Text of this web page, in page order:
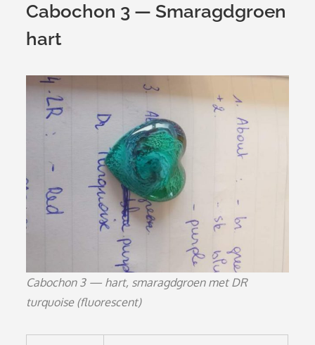
Cabochon 3 — Smaragdgroen
hart
Cabochon 3 — hart, smaragdgroen met DR
turquoise (fluorescent)